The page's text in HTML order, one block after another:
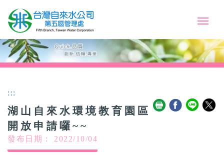
:::
湖山自來水環境教育園區
開放申請囉~~
發布日期： 2022/10/04